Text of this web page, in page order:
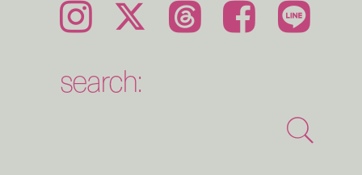
Instagram 𝕏 Threads Facebook LINE
search: